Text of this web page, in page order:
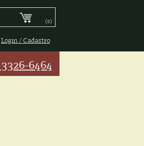
(0)
Login / Cadastro
6464